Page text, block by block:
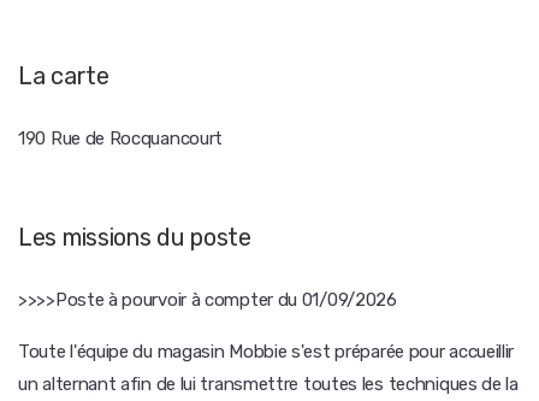
La carte
190 Rue de Rocquancourt
Les missions du poste
>>>>Poste à pourvoir à compter du 01/09/2026
Toute l'équipe du magasin Mobbie s'est préparée pour accueillir
un alternant afin de lui transmettre toutes les techniques de la